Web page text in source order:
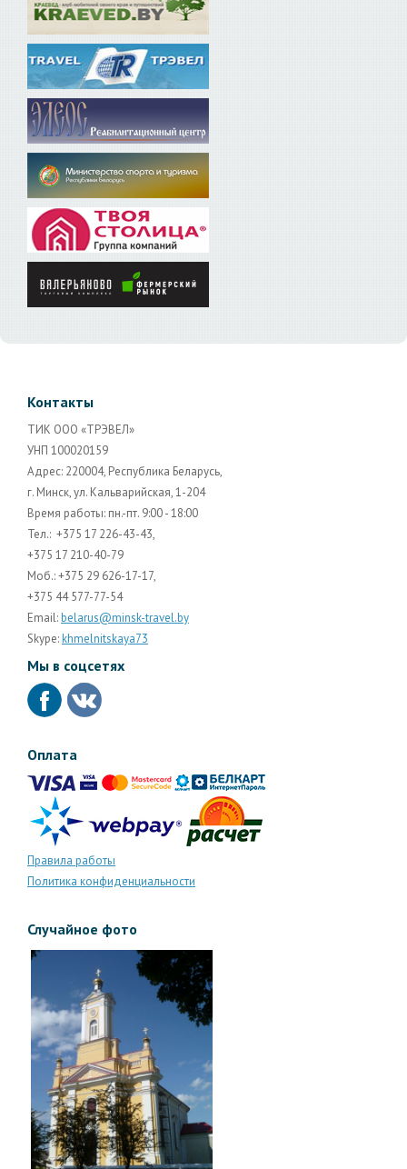
Контакты
ТИК ООО «ТРЭВЕЛ»
УНП 100020159
Адрес: 220004, Республика Беларусь,
г. Минск, ул. Кальварийская, 1-204
Время работы: пн.-пт. 9:00 - 18:00
Тел.: +375 17 226-43-43,
+375 17 210-40-79
Моб.: +375 29 626-17-17,
+375 44 577-77-54
Email:belarus@minsk-travel.by
Skype:khmelnitskaya73
Мы в соцсетях
Оплата
Правила работы
Политика конфиденциальности
Случайное фото